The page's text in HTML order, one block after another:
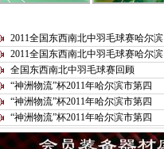
2011全国东西南北中羽毛球赛哈尔滨
2011全国东西南北中羽毛球赛哈尔滨
全国东西南北中羽毛球赛回顾
“神洲物流”杯2011年哈尔滨市第四
“神洲物流”杯2011年哈尔滨市第四
“神洲物流”杯2011年哈尔滨市第四